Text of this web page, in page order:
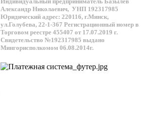
Александр Николаевич, УНП 192317985
Юридический адрес: 220116, г.Минск,
ул.Голубева, 22-1-367 Регистрационный номер в
Торговом реестре 455407 от 17.07.2019 г.
Свидетельство №192317985 выдано
Мингорисполкомом 06.08.2014г.